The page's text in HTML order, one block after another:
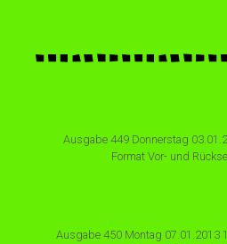
Ausgabe 449 Donnerstag
Format Vor- und
Ausgabe 450 Montag 07.01.2013